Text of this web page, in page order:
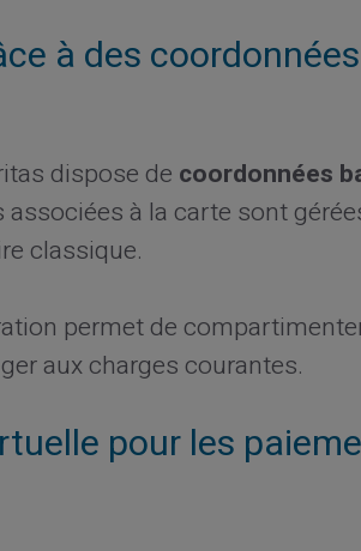
à des coordonnées
dispose de coordonnées
associées à la carte sont
classique.
permet de
aux charges courantes.
pour les